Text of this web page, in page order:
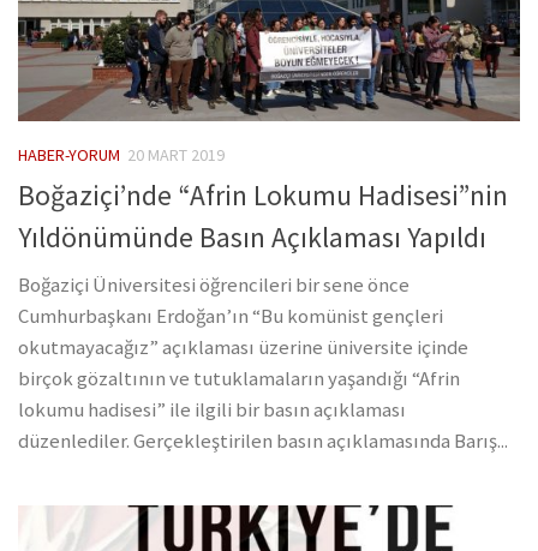
HABER-YORUM 20 MART 2019
Boğaziçi’nde “Afrin Lokumu Hadisesi”nin
Yıldönümünde Basın Açıklaması Yapıldı
Boğaziçi Üniversitesi öğrencileri bir sene önce
Cumhurbaşkanı Erdoğan’ın “Bu komünist gençleri
okutmayacağız” açıklaması üzerine üniversite içinde
birçok gözaltının ve tutuklamaların yaşandığı “Afrin
lokumu hadisesi” ile ilgili bir basın açıklaması
düzenlediler. Gerçekleştirilen basın açıklamasında Barış...